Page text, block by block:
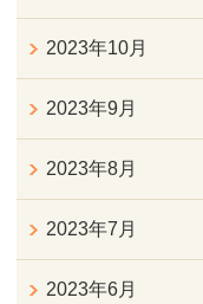
2023年10月
2023年9月
2023年8月
2023年7月
2023年6月